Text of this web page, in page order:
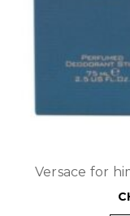
Versace for